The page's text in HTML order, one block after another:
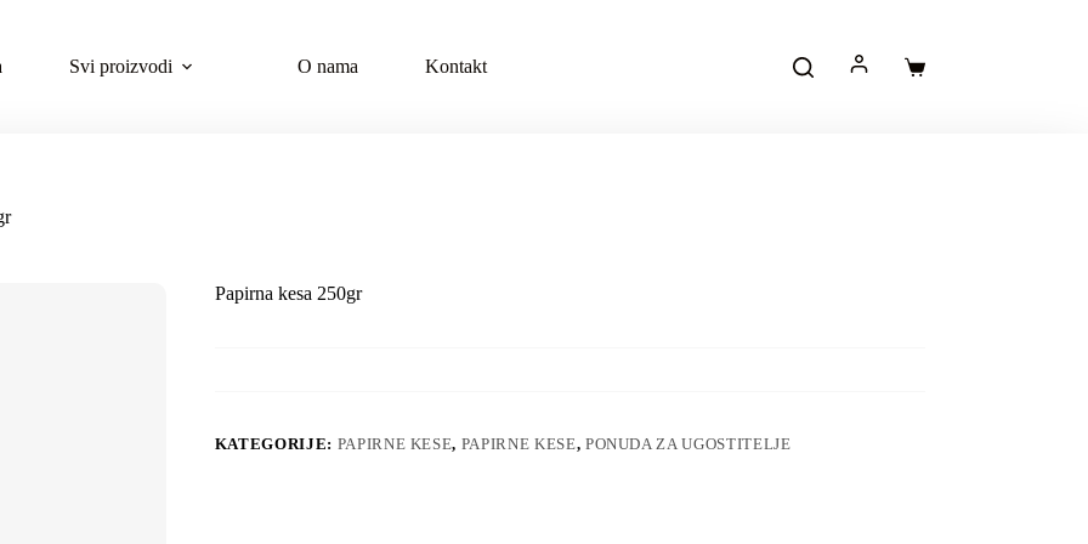
Svi proizvodi O nama Kontakt Korpa
Papirna kesa 250gr
KATEGORIJE: PAPIRNE KESE, PAPIRNE KESE, PONUDA ZA UGOSTITELJE